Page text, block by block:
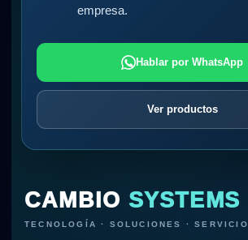
empresa.
Hablar por WhatsApp
Ver productos
CAMBIO SYSTEMS
TECNOLOGÍA · SOLUCIONES · SERVICIO